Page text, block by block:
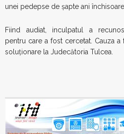
unei pedepse de şapte ani
Fiind audiat, inculpatul a
pentru care a fost cercetat. Cauza
soluţionare la Judecătoria Tulcea.